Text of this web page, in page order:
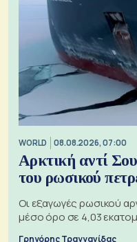
WORLD 08.08.2026, 07:00
Αρκτική αντί
του ρωσικού
Οι εξαγωγές ρωσικού
μέσο όρο σε 4,03
Γρηγόρης Τραγγανίδας